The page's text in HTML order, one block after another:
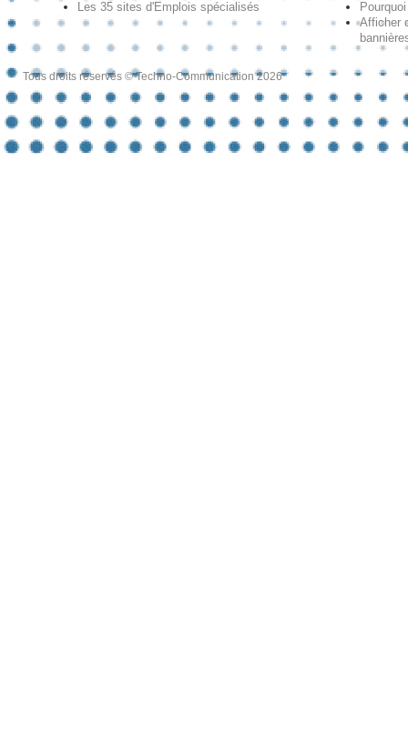
Les 35 sites d'Emplois spécialisés
Afficher
Tous droits réservés © Techno-Communication 2026